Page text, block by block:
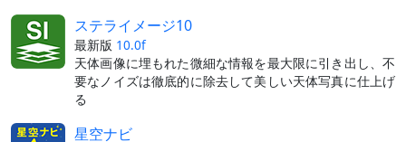
ステライメージ10
最新版 10.0f
天体画像に埋もれた微細な情報を最大限に引き出し、不
要なノイズは徹底的に除去して美しい天体写真に仕上げ
る
星空ナビ